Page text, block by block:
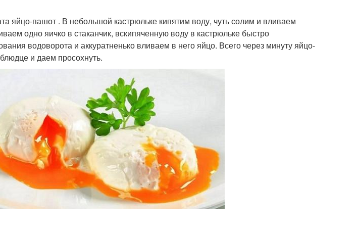
яйцо-пашот . В небольшой кастрюльке кипятим воду, чуть солим и вливаем
одно яичко в стаканчик, вскипяченную воду в кастрюльке быстро
водоворота и аккуратненько вливаем в него яйцо. Всего через минуту яйцо-
и даем просохнуть.